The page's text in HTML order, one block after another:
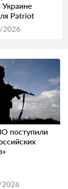
Украине
Patriot
2026
поступили